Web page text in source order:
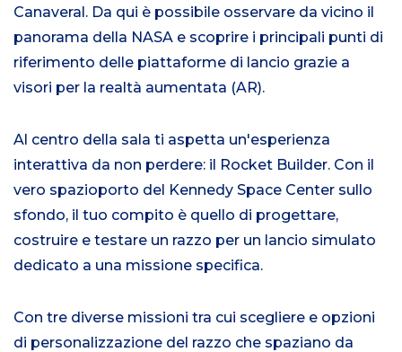
Canaveral. Da qui è possibile osservare da vicino il
panorama della NASA e scoprire i principali punti di
riferimento delle piattaforme di lancio grazie a
visori per la realtà aumentata (AR).
Al centro della sala ti aspetta un'esperienza
interattiva da non perdere: il Rocket Builder. Con il
vero spazioporto del Kennedy Space Center sullo
sfondo, il tuo compito è quello di progettare,
costruire e testare un razzo per un lancio simulato
dedicato a una missione specifica.
Con tre diverse missioni tra cui scegliere e opzioni
di personalizzazione del razzo che spaziano da